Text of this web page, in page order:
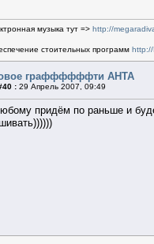
музыка тут => http://
стоительных программ http://
граффффффти АНТА
: 29 Апрель 2007, 09:49
придём по раньше и